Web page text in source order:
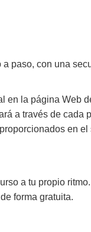
paso, con una
en la página Web
a través de cada
en
a tu propio
forma gratuita.